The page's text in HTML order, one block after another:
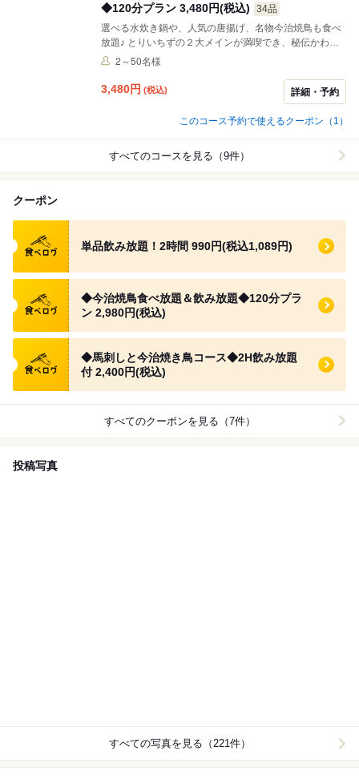
◆120分プラン 3,480円(税込)
34品
選べる水炊き鍋や、人気の唐揚げ、名物今治焼鳥も食べ
放題♪ とりいちずの２大メインが満喫でき、秘伝かわ
串、あてチキ等数々の鶏料理で、大満足間違いなし！！
2～50名様
3,480円 (税込) 詳細・予約
このコース予約で使えるクーポン（1）
すべてのコースを見る（9件）
クーポン
食べログ クーポン
単品飲み放題！2時間 990円(税込1,089円)
食べログ クーポン
◆今治焼鳥食べ放題＆飲み放題◆120分プラ
ン 2,980円(税込)
食べログ クーポン
◆馬刺しと今治焼き鳥コース◆2H飲み放題
付 2,400円(税込)
すべてのクーポンを見る（7件）
投稿写真
すべての写真を見る（221件）